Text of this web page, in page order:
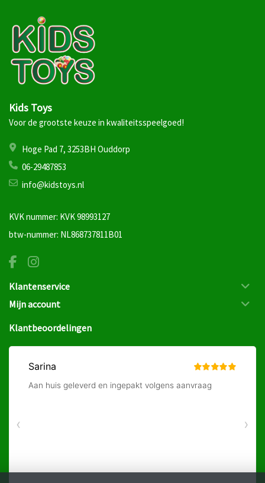
Kids Toys
Voor de grootste keuze in kwaliteitsspeelgoed!
Hoge Pad 7, 3253BH Ouddorp
06-29487853
info@kidstoys.nl
KVK nummer: KVK 98993127
btw-nummer: NL868737811B01
Klantenservice
Mijn account
Klantbeoordelingen